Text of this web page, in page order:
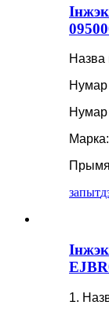
Назва
Нумар
запыт
1.